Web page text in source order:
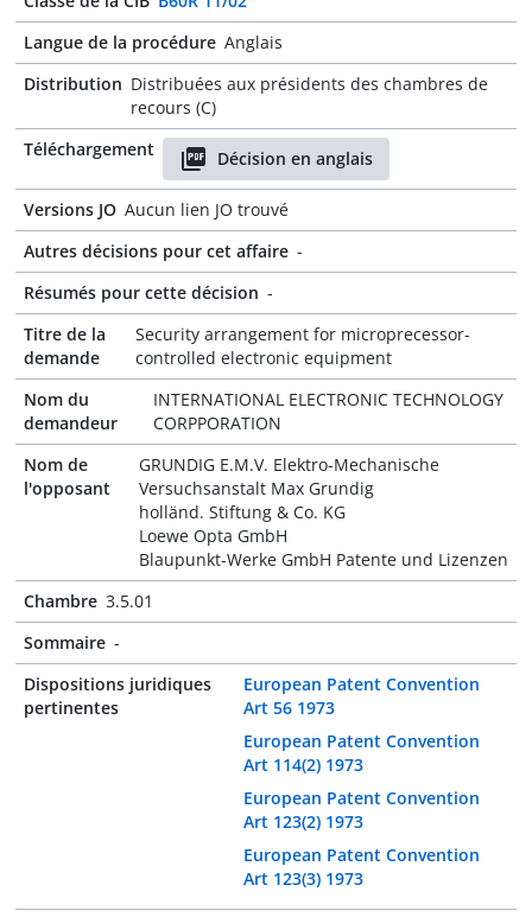
Langue de la procédure Anglais
Distribution Distribuées aux présidents des chambres de
recours (C)
Téléchargement
Décision en anglais
Versions JO Aucun lien JO trouvé
Autres décisions pour cet affaire -
Résumés pour cette décision -
Titre de la
demande
Security arrangement for microprecessor-
controlled electronic equipment
Nom du
demandeur
INTERNATIONAL ELECTRONIC TECHNOLOGY
CORPPORATION
Nom de
l'opposant
GRUNDIG E.M.V. Elektro-Mechanische
Versuchsanstalt Max Grundig
holländ. Stiftung & Co. KG
Loewe Opta GmbH
Blaupunkt-Werke GmbH Patente und Lizenzen
Chambre 3.5.01
Sommaire -
Dispositions juridiques
pertinentes
European Patent Convention
Art 56 1973
European Patent Convention
Art 114(2) 1973
European Patent Convention
Art 123(2) 1973
European Patent Convention
Art 123(3) 1973